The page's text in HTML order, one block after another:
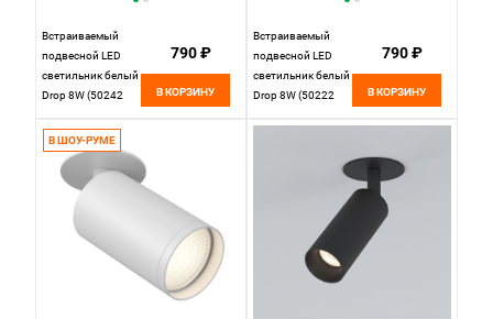
Встраиваемый
подвесной LED
светильник белый
Drop 8W (50242
Elektrostandard, вр
4,5 см
790 ₽
В КОРЗИНУ
Встраиваемый
подвесной LED
светильник белый
Drop 8W (50222
790 ₽
В КОРЗИНУ
В ШОУ-РУМЕ